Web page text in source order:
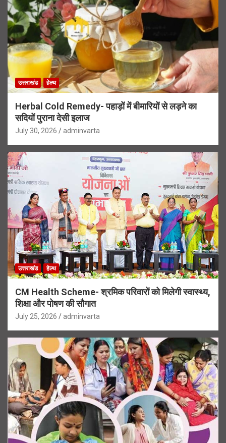
उत्तराखंड हेल्थ
Herbal Cold Remedy- पहाड़ों में बीमारियों से लड़ने का
सदियों पुराना देसी इलाज
July 30, 2026 adminvarta
उत्तराखंड हेल्थ
CM Health Scheme- श्रमिक परिवारों को मिलेगी स्वास्थ्य,
शिक्षा और पोषण की सौगात
July 25, 2026 adminvarta